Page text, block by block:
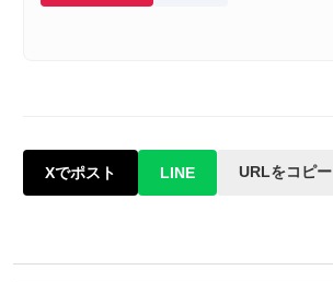
Xでポスト LINE URLをコピー